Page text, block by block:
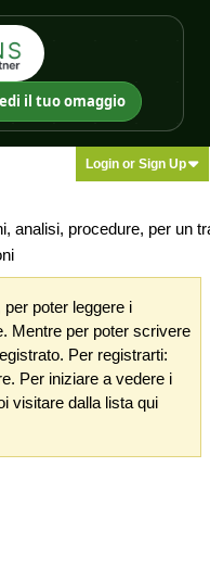
il tuo omaggio
Login or Sign Up
analisi, procedure, per un
poter leggere i
Mentre per poter scrivere
Per registrarti:
Per iniziare a vedere i
visitare dalla lista qui